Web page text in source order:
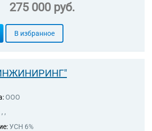
275 000 руб.
В избранное
ООО
, ,
УСН 6%